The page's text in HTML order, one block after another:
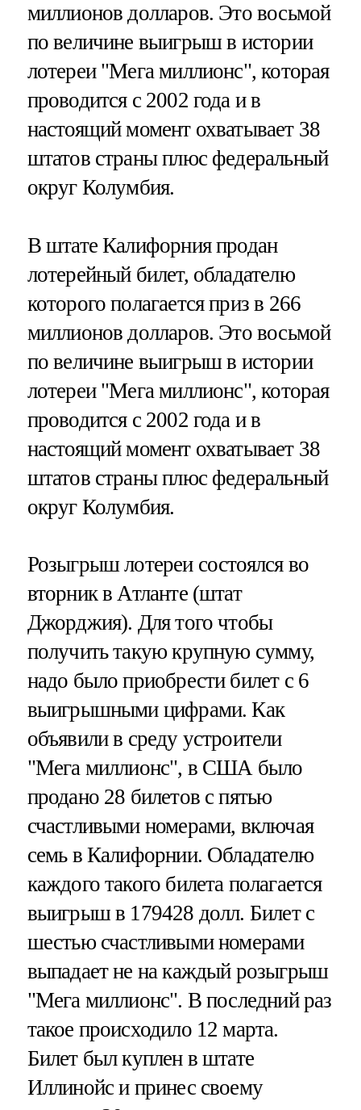
миллионов долларов. Это восьмой
по величине выигрыш в истории
лотереи "Мега миллионс", которая
проводится с 2002 года и в
настоящий момент охватывает 38
штатов страны плюс федеральный
округ Колумбия.
В штате Калифорния продан
лотерейный билет, обладателю
которого полагается приз в 266
миллионов долларов. Это восьмой
по величине выигрыш в истории
лотереи "Мега миллионс", которая
проводится с 2002 года и в
настоящий момент охватывает 38
штатов страны плюс федеральный
округ Колумбия.
Розыгрыш лотереи состоялся во
вторник в Атланте (штат
Джорджия). Для того чтобы
получить такую крупную сумму,
надо было приобрести билет с 6
выигрышными цифрами. Как
объявили в среду устроители
"Мега миллионс", в США было
продано 28 билетов с пятью
счастливыми номерами, включая
семь в Калифорнии. Обладателю
каждого такого билета полагается
выигрыш в 179428 долл. Билет с
шестью счастливыми номерами
выпадает не на каждый розыгрыш
"Мега миллионс". В последний раз
такое происходило 12 марта.
Билет был куплен в штате
Иллинойс и принес своему